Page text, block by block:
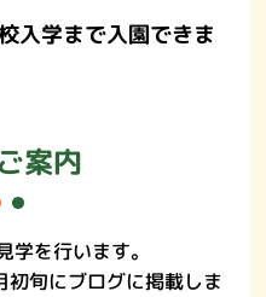
入学まで入園できま
案内
を行います。
旬にブログに掲載しま